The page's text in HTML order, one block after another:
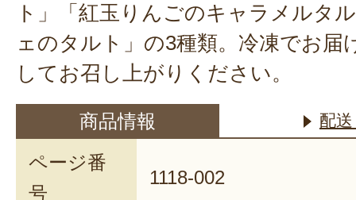
ト」「紅玉りんごのキャラメルタ
ェのタルト」の3種類。冷凍でお届
してお召し上がりください。
商品情報 配
ページ番
号
1118-002